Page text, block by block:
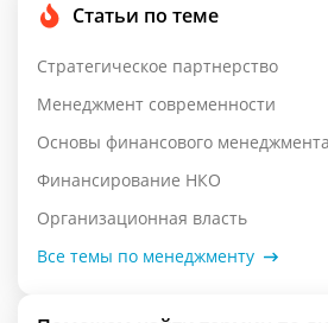
Статьи по теме
Стратегическое партнерство
Менеджмент современности
Основы финансового менеджмента
Финансирование НКО
Организационная власть
Все темы по менеджменту